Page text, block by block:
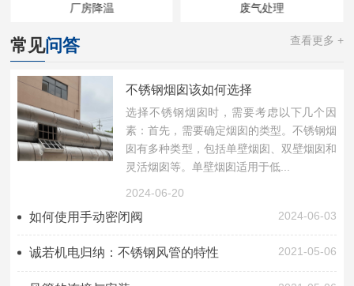
厂房降温 废气处理
常见问答 查看更多 +
不锈钢烟囱该如何选择
选择不锈钢烟囱时，需要考虑以下几个因
素：首先，需要确定烟囱的类型。不锈钢烟
囱有多种类型，包括单壁烟囱、双壁烟囱和
灵活烟囱等。单壁烟囱适用于低...
2024-06-20
如何使用手动密闭阀 2024-06-03
诚若机电归纳：不锈钢风管的特性 2021-05-06